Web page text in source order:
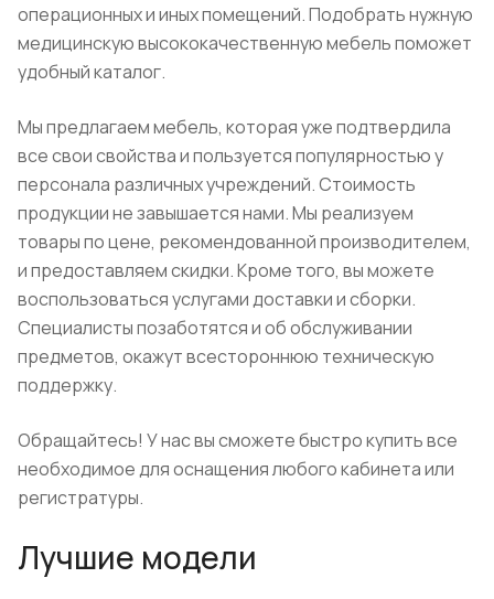
операционных и иных помещений. Подобрать нужную
медицинскую высококачественную мебель поможет
удобный каталог.
Мы предлагаем мебель, которая уже подтвердила
все свои свойства и пользуется популярностью у
персонала различных учреждений. Стоимость
продукции не завышается нами. Мы реализуем
товары по цене, рекомендованной производителем,
и предоставляем скидки. Кроме того, вы можете
воспользоваться услугами доставки и сборки.
Специалисты позаботятся и об обслуживании
предметов, окажут всестороннюю техническую
поддержку.
Обращайтесь! У нас вы сможете быстро купить все
необходимое для оснащения любого кабинета или
регистратуры.
Лучшие модели